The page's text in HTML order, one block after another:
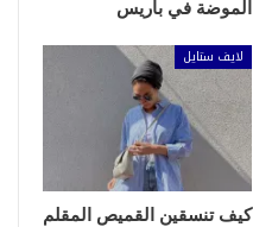
الموضة في باريس
لايف ستايل
كيف تنسقين القميص المقلم